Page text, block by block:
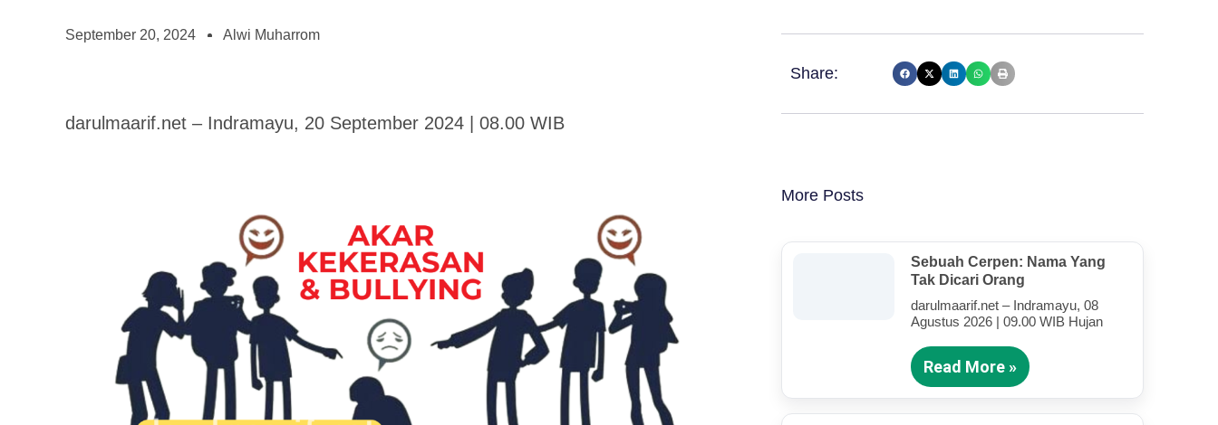
September 20, 2024 Alwi Muharrom
darulmaarif.net – Indramayu, 20 September 2024 | 08.00 WIB
Share:
More Posts
Sebuah Cerpen: Nama Yang
Tak Dicari Orang
darulmaarif.net – Indramayu, 08
Agustus 2026 | 09.00 WIB Hujan
Read More »